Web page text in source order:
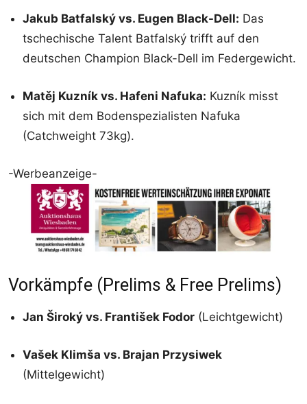
Jakub Batfalský vs. Eugen Black-Dell: Das
tschechische Talent Batfalský trifft auf den
deutschen Champion Black-Dell im Federgewicht.
Matěj Kuzník vs. Hafeni Nafuka: Kuzník misst
sich mit dem Bodenspezialisten Nafuka
(Catchweight 73kg).
-Werbeanzeige-
Vorkämpfe (Prelims & Free Prelims)
Jan Široký vs. František Fodor (Leichtgewicht)
Vašek Klimša vs. Brajan Przysiwek
(Mittelgewicht)